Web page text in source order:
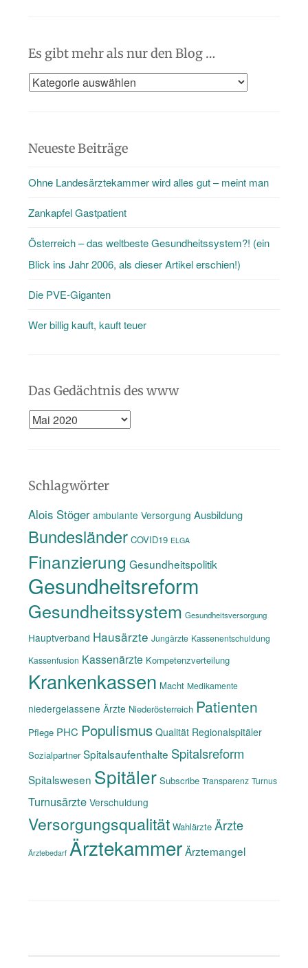
Es gibt mehr als nur den Blog …
Es
als
den
Blog
Neueste Beiträge
Ohne Landesärztekammer wird alles gut – meint man
Zankapfel Gastpatient
Österreich – das weltbeste Gesundheitssystem?! (ein
Blick ins Jahr 2006, als dieser Artikel erschien!)
Die PVE-Giganten
Wer billig kauft, kauft teuer
Das Gedächtnis des www
Das
www
Schlagwörter
Alois Stöger ambulante Versorgung Ausbildung
Bundesländer COVID19 ELGA
Finanzierung Gesundheitspolitik
Gesundheitsreform
Gesundheitssystem Gesundheitsversorgung
Hauptverband Hausärzte Jungärzte Kassenentschuldung
Kassenfusion Kassenärzte Kompetenzverteilung
Krankenkassen Macht Medikamente
niedergelassene Ärzte Niederösterreich Patienten
Pflege PHC Populismus Qualität Regionalspitäler
Sozialpartner Spitalsaufenthalte Spitalsreform
Spitalswesen Spitäler Subscribe Transparenz Turnus
Turnusärzte Verschuldung
Versorgungsqualität Wahlärzte Ärzte
Ärztebedarf ÄrztekammerÄrztemangel